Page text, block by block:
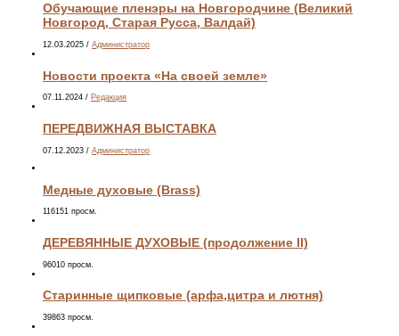
Обучающие пленэры на Новгородчине (Великий
Новгород, Старая Русса, Валдай)
12.03.2025 / Администратор
Новости проекта «На своей земле»
07.11.2024 / Редакция
ПЕРЕДВИЖНАЯ ВЫСТАВКА
07.12.2023 / Администратор
Медные духовые (Brass)
116151 просм.
ДЕРЕВЯННЫЕ ДУХОВЫЕ (продолжение II)
96010 просм.
Старинные щипковые (арфа,цитра и лютня)
39863 просм.